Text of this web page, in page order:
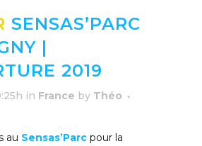
SENSAS’PARC
|
2019
in France by Théo
au Sensas’Parc pour la